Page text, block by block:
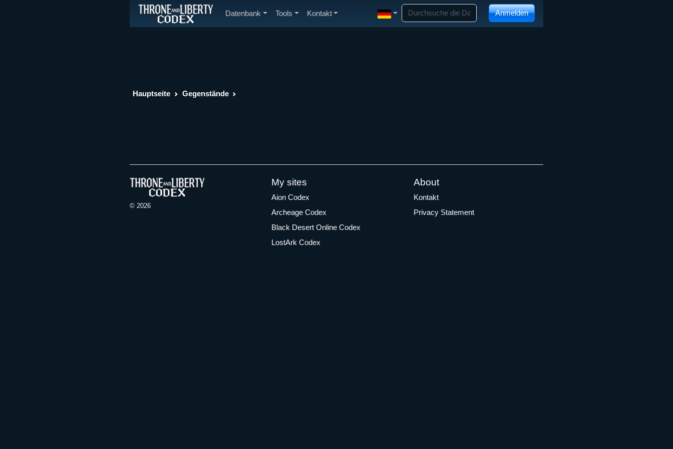
Datenbank Tools Kontakt Anmelden
Hauptseite Gegenstände
© 2026
My sites
Aion Codex
Archeage Codex
Black Desert Online Codex
LostArk Codex
About
Kontakt
Privacy Statement